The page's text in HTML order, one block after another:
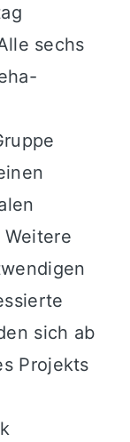
sechs
sich ab
Projekts